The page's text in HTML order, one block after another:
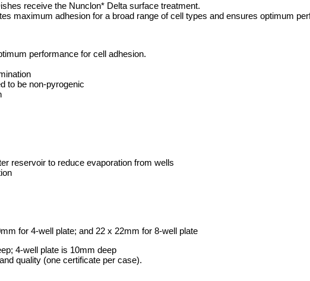
receive the Nunclon* Delta surface treatment.
maximum adhesion for a broad range of cell types and ensures optimum
performance for cell adhesion.
to be non-pyrogenic
reservoir to reduce evaporation from wells
for 4-well plate; and 22 x 22mm for 8-well plate
4-well plate is 10mm deep
quality (one certificate per case).